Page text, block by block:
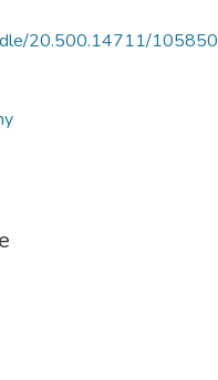
20.500.14711/105850